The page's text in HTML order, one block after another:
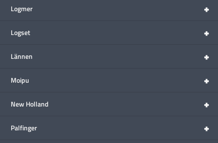
+
Logmer
+
Logset
+
Lännen
+
Moipu
+
New Holland
+
Palfinger